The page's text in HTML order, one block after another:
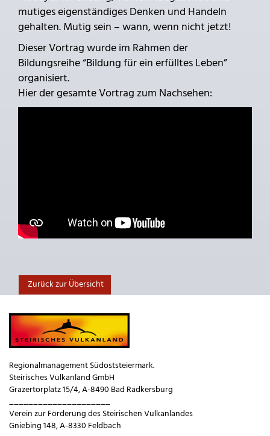
mutiges eigenständiges Denken und Handeln
gehalten. Mutig sein – wann, wenn nicht jetzt!
Dieser Vortrag wurde im Rahmen der
Bildungsreihe “Bildung für ein erfülltes Leben”
organisiert.
Hier der gesamte Vortrag zum Nachsehen:
Zurück zur Übersicht
Regionalmanagement Südoststeiermark.
Steirisches Vulkanland GmbH
Grazertorplatz 15/4, A-8490 Bad Radkersburg
_____________________
Verein zur Förderung des Steirischen Vulkanlandes
Gniebing 148, A-8330 Feldbach